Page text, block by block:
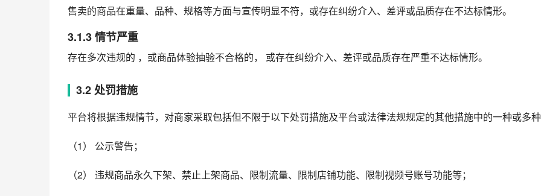
售卖的商品在重量、品种、规格等方面与宣传明显不符，或存在纠纷介入、差评或品质存在不达标情形。
3.1.3 情节严重
存在多次违规的 ，或商品体验抽验不合格的， 或存在纠纷介入、差评或品质存在严重不达标情形。
3.2 处罚措施
平台将根据违规情节，对商家采取包括但不限于以下处罚措施及平台或法律法规规定的其他措施中的一种或多
（1） 公示警告；
（2） 违规商品永久下架、禁止上架商品、限制流量、限制店铺功能、限制视频号账号功能等；